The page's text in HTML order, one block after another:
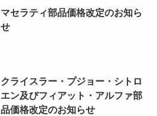
マセラティ部品価格改定のお知ら
せ
クライスラー・プジョー・シトロ
エン及びフィアット・アルファ部
品価格改定のお知らせ